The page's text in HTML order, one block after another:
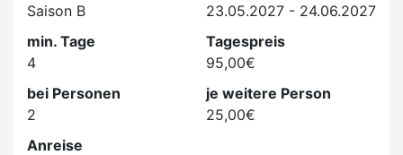
Saison B
23.05.2027 - 24.06.2027
min. Tage
4
Tagespreis
95,00€
bei Personen
2
je weitere Person
25,00€
Anreise